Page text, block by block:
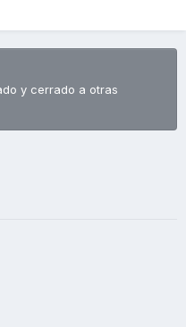
y cerrado a otras